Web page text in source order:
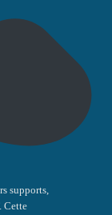
supports,
Cette